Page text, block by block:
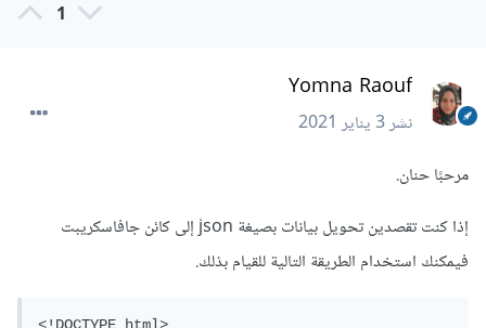
1
Yomna Raouf
نشر3 يناير 2021
مرحبًا حنان.
إذا كنت تقصدين تحويل بيانات بصيغة json إلى كائن جافاسكريبت
فيمكنك استخدام الطريقة التالية للقيام بذلك.